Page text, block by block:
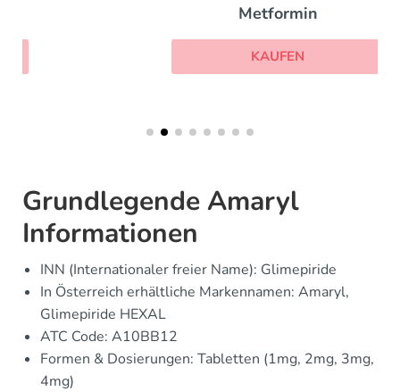
Metformin
Grundlegende Amaryl
Informationen
INN (Internationaler freier Name): Glimepiride
In Österreich erhältliche Markennamen: Amaryl,
Glimepiride HEXAL
ATC Code: A10BB12
Formen & Dosierungen: Tabletten (1mg, 2mg, 3mg,
4mg)